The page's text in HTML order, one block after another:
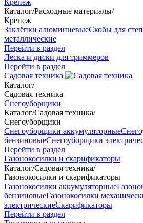
Крепеж
Каталог/Расходные материалы/
Крепеж
Заклёпки алюминиевыеСкобы для
металлические
Перейти в раздел
Леска и диски для триммеров
Перейти в раздел
Садовая техника
Каталог/
Садовая техника
Снегоуборщики
Каталог/Садовая техника/
Снегоуборщики
Снегоуборщики аккумуляторные
бензиновыеСнегоуборщики
Перейти в раздел
Газонокосилки и скарификаторы
Каталог/Садовая техника/
Газонокосилки и скарификаторы
Газонокосилки аккумуляторные
бензиновыеГазонокосилки
электрическиеСкарификаторы
Перейти в раздел